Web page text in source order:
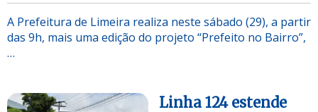
A Prefeitura de Limeira realiza neste sábado (29), a partir
das 9h, mais uma edição do projeto “Prefeito no Bairro”,
…
Linha 124 estende